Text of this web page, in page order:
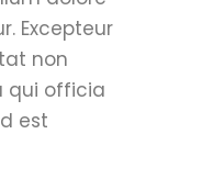
Excepteur
non
qui officia
est